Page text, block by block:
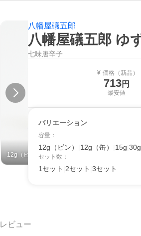
12g（ビン）/2セット
八幡屋礒五郎
八幡屋礒五郎 ゆ
七味唐辛子
¥ 価格（新品）
713円
最安値
バリエーション
容量 ：
12g（ビン） 12g（缶） 15g 30g
セット数 ：
1セット 2セット 3セット
レビュー